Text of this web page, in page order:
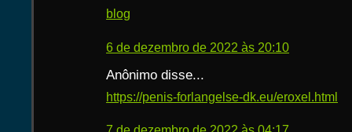
blog
6 de dezembro de 2022 às 20:10
Anônimo disse...
https://penis-forlangelse-dk.eu/eroxel.html